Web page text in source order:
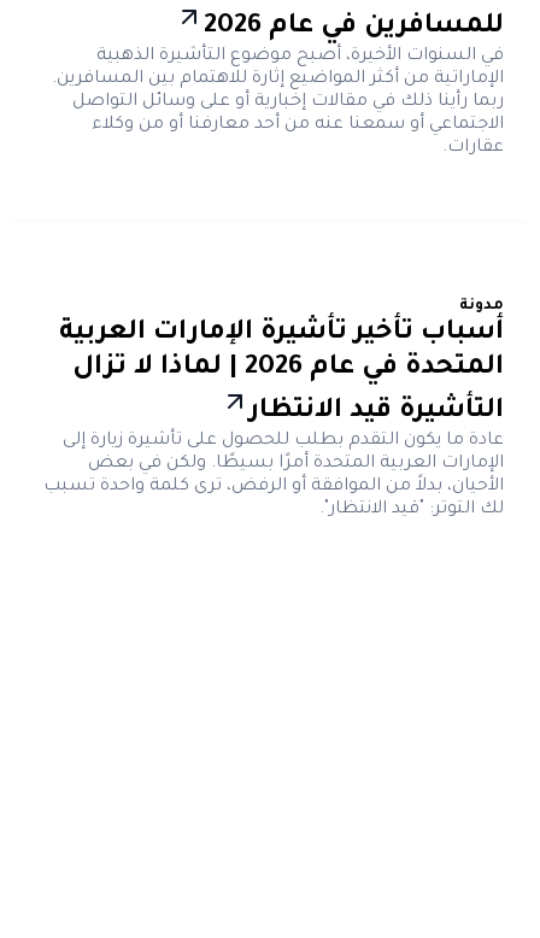
للمسافرين في عام 2026
في السنوات الأخيرة، أصبح موضوع التأشيرة الذهبية
الإماراتية من أكثر المواضيع إثارة للاهتمام بين المسافرين.
ربما رأينا ذلك في مقالات إخبارية أو على وسائل التواصل
الاجتماعي أو سمعنا عنه من أحد معارفنا أو من وكلاء
عقارات.
مدونة
أسباب تأخير تأشيرة الإمارات العربية
المتحدة في عام 2026 | لماذا لا تزال
التأشيرة قيد الانتظار
عادة ما يكون التقدم بطلب للحصول على تأشيرة زيارة إلى
الإمارات العربية المتحدة أمرًا بسيطًا. ولكن في بعض
الأحيان، بدلاً من الموافقة أو الرفض، ترى كلمة واحدة تسبب
لك التوتر: "قيد الانتظار".